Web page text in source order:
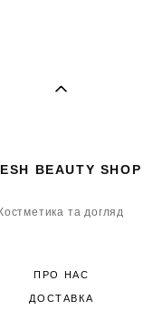
BEAUTY SHOP
та догляд
ПРО НАС
ДОСТАВКА